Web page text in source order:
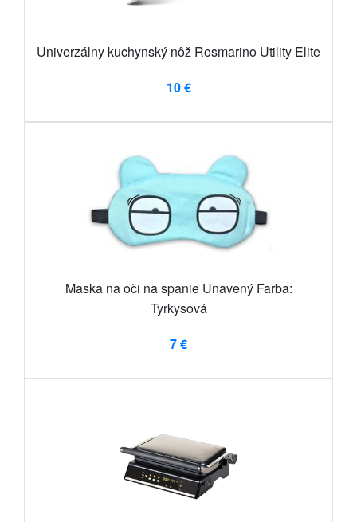
Univerzálny kuchynský nôž Rosmarino Utility Elite
10 €
Maska na oči na spanie Unavený Farba:
Tyrkysová
7 €